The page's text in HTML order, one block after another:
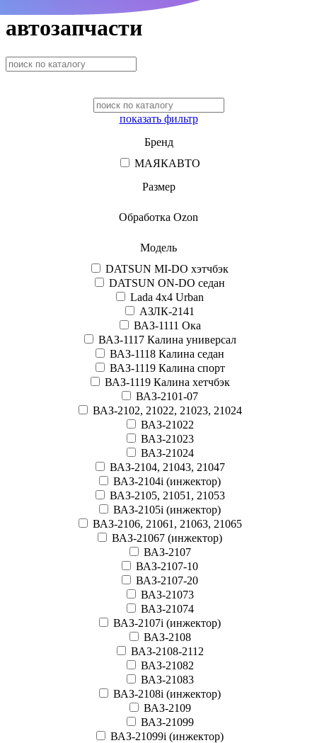
автозапчасти
показать фильтр
Бренд
МАЯКАВТО
Размер
Обработка Ozon
Модель
DATSUN MI-DO хэтчбэк
DATSUN ON-DO седан
Lada 4x4 Urban
АЗЛК-2141
ВАЗ-1111 Ока
ВАЗ-1117 Калина универсал
ВАЗ-1118 Калина седан
ВАЗ-1119 Калина спорт
ВАЗ-1119 Калина хетчбэк
ВАЗ-2101-07
ВАЗ-2102, 21022, 21023, 21024
ВАЗ-21022
ВАЗ-21023
ВАЗ-21024
ВАЗ-2104, 21043, 21047
ВАЗ-2104i (инжектор)
ВАЗ-2105, 21051, 21053
ВАЗ-2105i (инжектор)
ВАЗ-2106, 21061, 21063, 21065
ВАЗ-21067 (инжектор)
ВАЗ-2107
ВАЗ-2107-10
ВАЗ-2107-20
ВАЗ-21073
ВАЗ-21074
ВАЗ-2107i (инжектор)
ВАЗ-2108
ВАЗ-2108-2112
ВАЗ-21082
ВАЗ-21083
ВАЗ-2108i (инжектор)
ВАЗ-2109
ВАЗ-21099
ВАЗ-21099i (инжектор)